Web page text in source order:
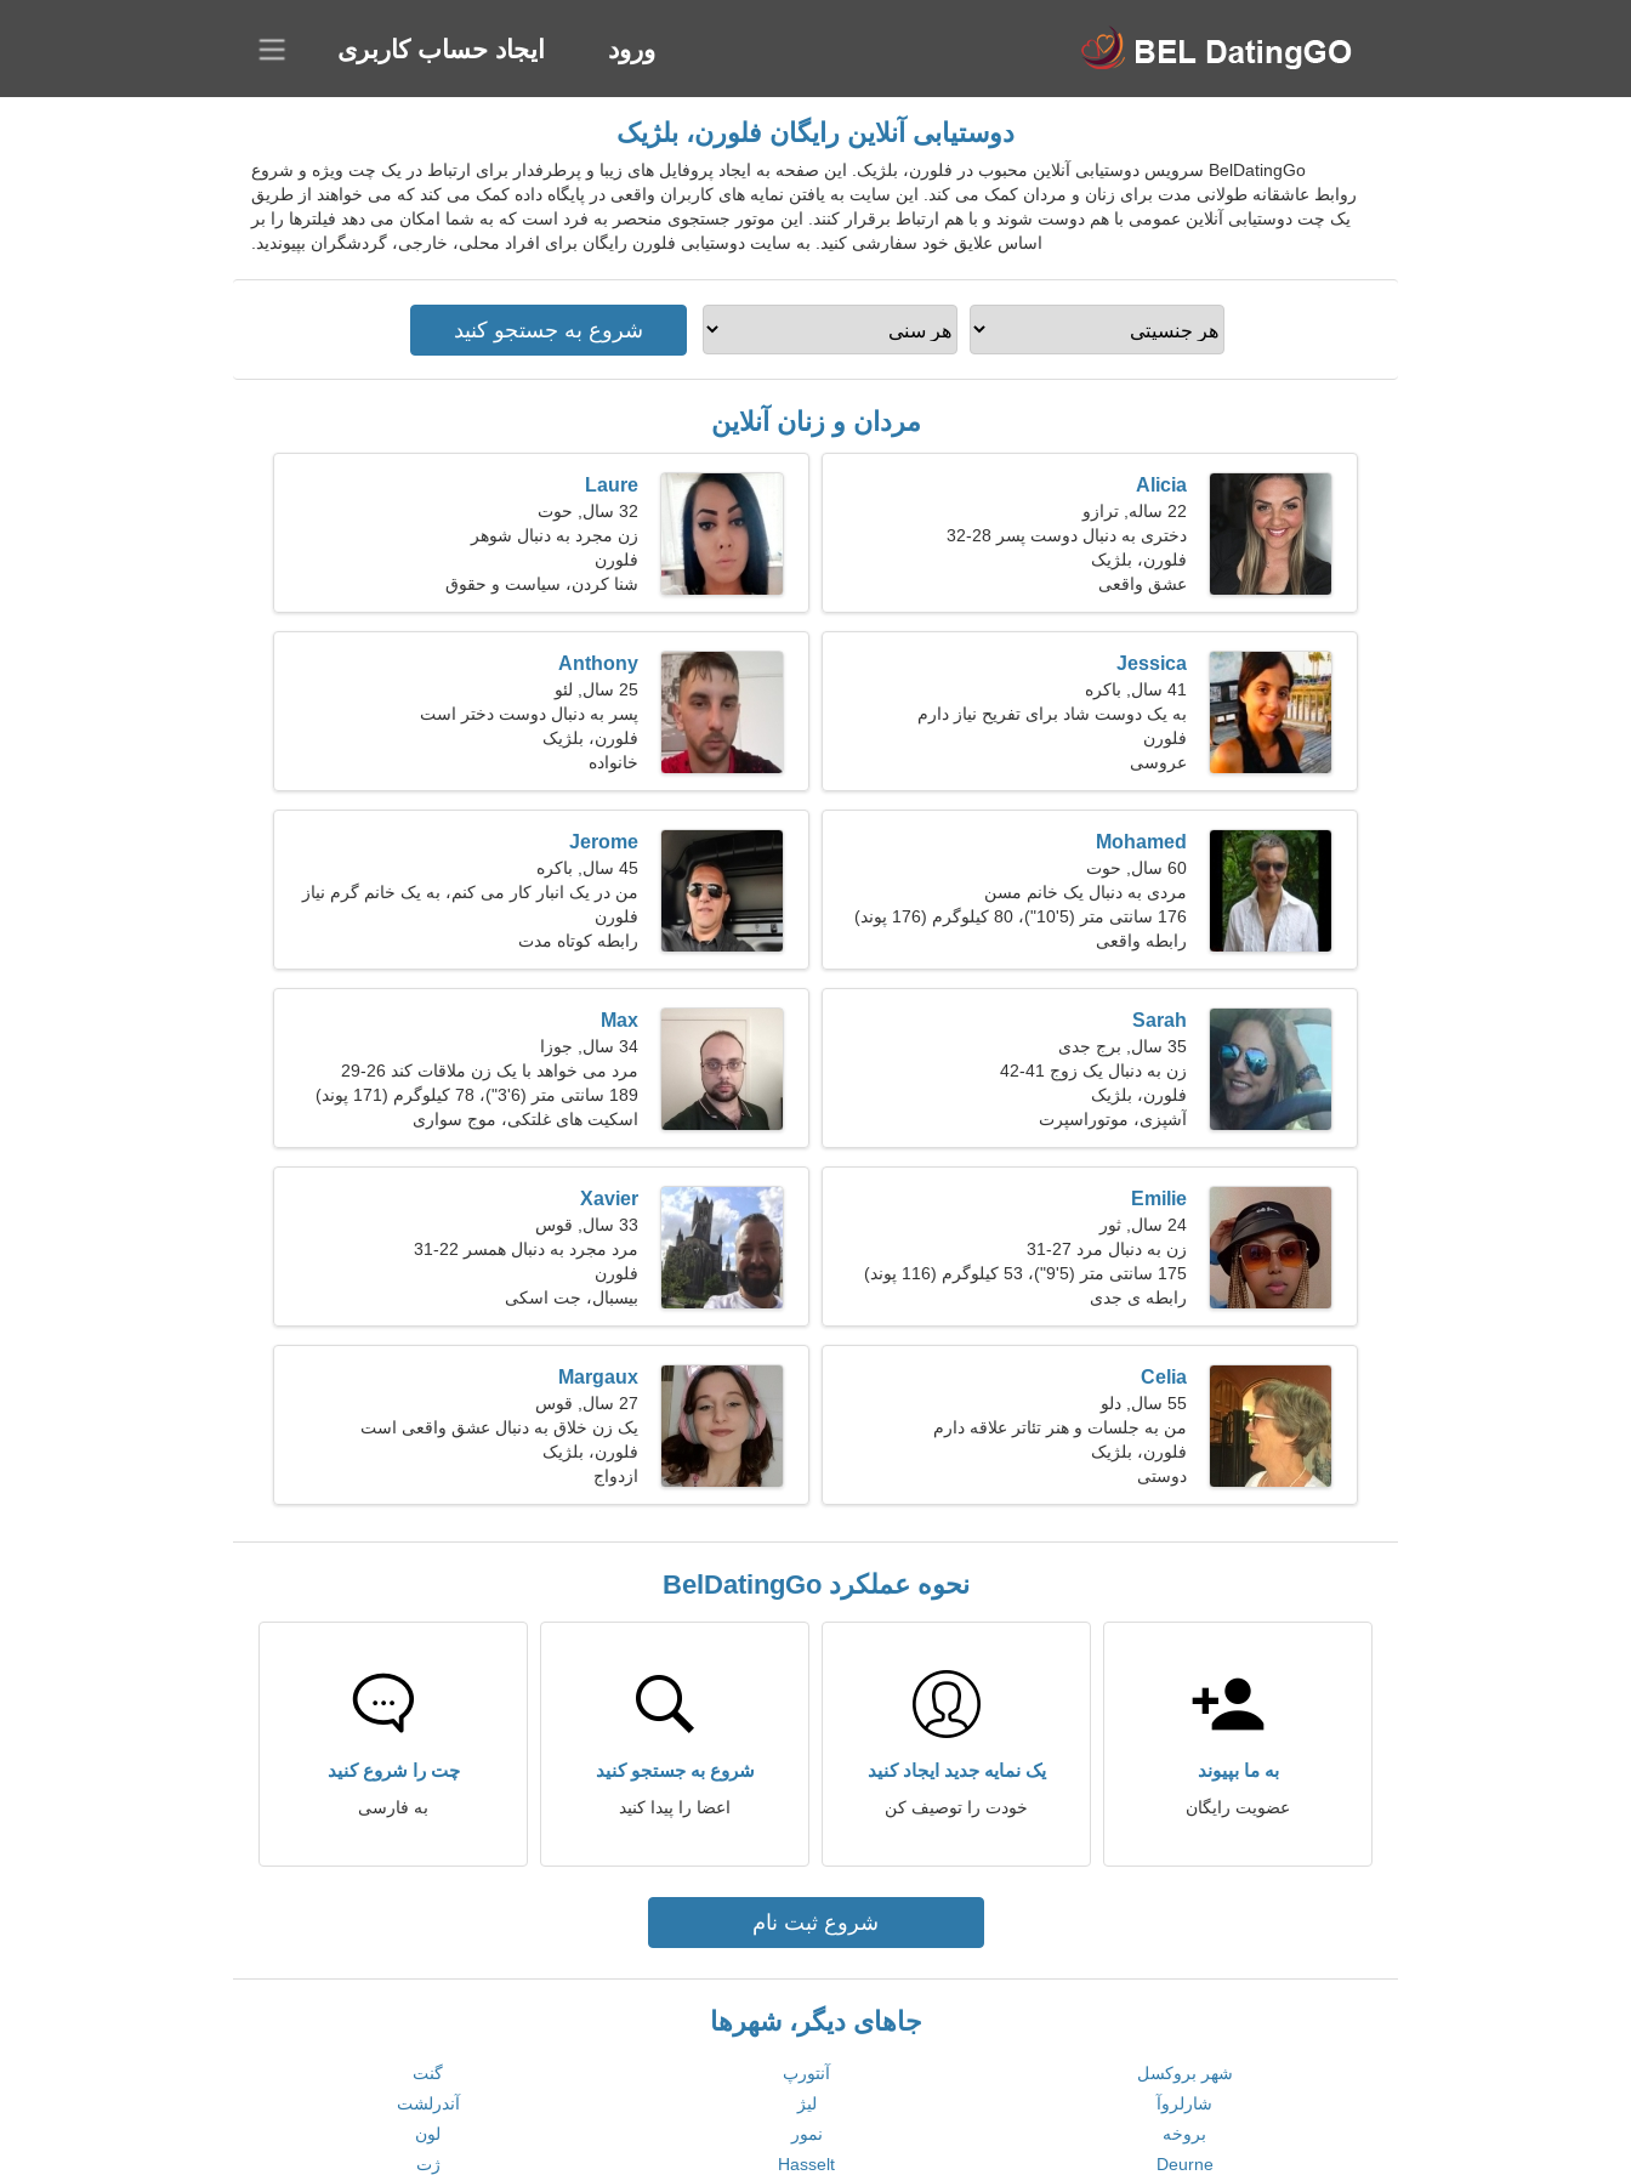
ورود ایجاد حساب کاربری
دوستیابی آنلاین رایگان فلورن، بلژیک
BelDatingGo سرویس دوستیابی آنلاین محبوب در فلورن، بلژیک. این صفحه به ایجاد پروفایل های زیبا و پرطرفدار برای ارتباط در یک چت ویژه و شروع
روابط عاشقانه طولانی مدت برای زنان و مردان کمک می کند. این سایت به یافتن نمایه های کاربران واقعی در پایگاه داده کمک می کند که می خواهند از طریق
یک چت دوستیابی آنلاین عمومی با هم دوست شوند و با هم ارتباط برقرار کنند. این موتور جستجوی منحصر به فرد است که به شما امکان می دهد فیلترها را بر
اساس علایق خود سفارشی کنید. به سایت دوستیابی فلورن رایگان برای افراد محلی، خارجی، گردشگران بپیوندید.
مردان و زنان آنلاین
Alicia
22 ساله, ترازو
دختری به دنبال دوست پسر 28-32
فلورن، بلژیک
عشق واقعی
Laure
32 سال, حوت
زن مجرد به دنبال شوهر
فلورن
شنا كردن، سیاست و حقوق
Jessica
41 سال, باکره
به یک دوست شاد برای تفریح نیاز دارم
فلورن
عروسی
Anthony
25 سال, لئو
پسر به دنبال دوست دختر است
فلورن، بلژیک
خانواده
Mohamed
60 سال, حوت
مردی به دنبال یک خانم مسن
176 سانتی متر (5'10")، 80 کیلوگرم (176 پوند)
رابطه واقعی
Jerome
45 سال, باکره
من در یک انبار کار می کنم، به یک خانم گرم نیاز
دارم
فلورن
رابطه کوتاه مدت
Sarah
35 سال, برج جدی
زن به دنبال یک زوج 41-42
فلورن، بلژیک
آشپزی، موتوراسپرت
Max
34 سال, جوزا
مرد می خواهد با یک زن ملاقات کند 26-29
189 سانتی متر (6'3")، 78 کیلوگرم (171 پوند)
اسکیت های غلتکی، موج سواری
Emilie
24 سال, ثور
زن به دنبال مرد 27-31
175 سانتی متر (5'9")، 53 کیلوگرم (116 پوند)
رابطه ی جدی
Xavier
33 سال, قوس
مرد مجرد به دنبال همسر 22-31
فلورن
بیسبال، جت اسکی
Celia
55 سال, دلو
من به جلسات و هنر تئاتر علاقه دارم
فلورن، بلژیک
دوستی
Margaux
27 سال, قوس
یک زن خلاق به دنبال عشق واقعی است
فلورن، بلژیک
ازدواج
نحوه عملکرد BelDatingGo
به ما بپیوند
عضویت رایگان
یک نمایه جدید ایجاد کنید
خودت را توصیف کن
شروع به جستجو کنید
اعضا را پیدا کنید
چت را شروع کنید
به فارسی
شروع ثبت نام
جاهای دیگر، شهرها
شهر بروکسل آنتورپ
گنت
شارلروآ
لیژ
آندرلشت
بروخه
نمور
لون
Deurne
Hasselt ژت